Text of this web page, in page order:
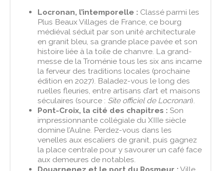
Locronan, l’intemporelle : Classé parmi les
Plus Beaux Villages de France, ce bourg
médiéval séduit par son unité architecturale
en granit bleu, sa grande place pavée et son
histoire liée à la toile de chanvre. La grand-
messe de la Troménie tous les six ans incarne
la ferveur des traditions locales (prochaine
édition en 2027). Baladez-vous le long des
ruelles fleuries, entre artisans d’art et maisons
séculaires (source : Site officiel de Locronan).
Pont-Croix, la cité des chapitres : Son
impressionnante collégiale du XIIIe siècle
domine l’Aulne. Perdez-vous dans les
venelles aux escaliers de granit, puis gagnez
la place centrale pour y savourer un café face
aux demeures de notables.